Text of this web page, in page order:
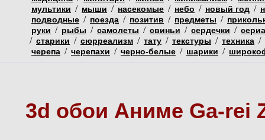
мультики / мыши / насекомые / небо / новый год /
подводные / поезда / позитив / предметы /
руки / рыбы / самолеты / свиньи / сердечки /
/ старики / сюрреализм / тату / текстуры / техника /
черепа / черепахи / черно-белые / шарики /
3d обои Аниме Ga-rei